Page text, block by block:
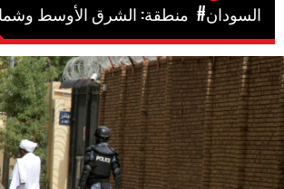
#منطقة: الشرق الأوسط
#السودان
#Sudan-
general-
context.jpg